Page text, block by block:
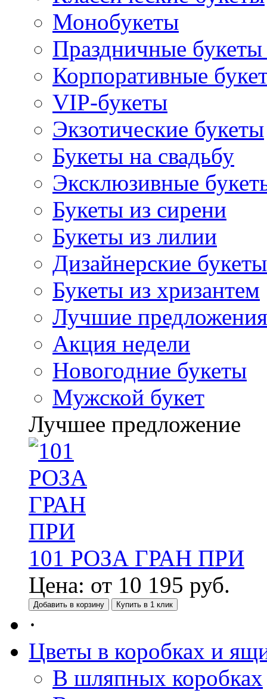
Монобукеты
Праздничные букеты
Корпоративные
VIP-букеты
Экзотические букеты
Букеты на свадьбу
Эксклюзивные
Букеты из сирени
Букеты из лилии
Дизайнерские
Букеты из хризантем
Лучшие предложения
Акция недели
Новогодние букеты
Мужской букет
Лучшее предложение
101 РОЗА ГРАН ПРИ
Цена: от 10 195 руб.
Добавить в корзину Купить в 1 клик
·
Цветы в коробках и
В шляпных коробках